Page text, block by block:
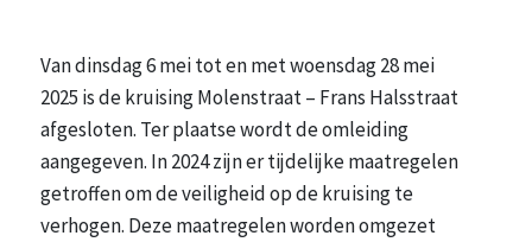
Van dinsdag 6 mei tot en met woensdag 28 mei
2025 is de kruising Molenstraat – Frans Halsstraat
afgesloten. Ter plaatse wordt de omleiding
aangegeven. In 2024 zijn er tijdelijke maatregelen
getroffen om de veiligheid op de kruising te
verhogen. Deze maatregelen worden omgezet